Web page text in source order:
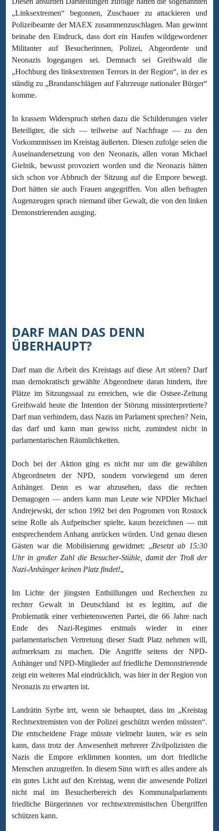
„Linksextremen“ begonnen, Zuschauer zu attackieren und
Polizeibeamte der MAEX zusammenzuschlagen. Man gewinnt
beinahe den Eindruck, dass dort ein Haufen wildgewordener
Militanter auf Besucherinnen, Polizei, Abgeordente und
Neonazis logegangen sei. Demnach sei Greifswald die
„Hochburg des linksextremen Terrors in der Region“, in der es
ständig zu „Brandanschlägen auf Fahrzeuge nationaler Bürger“
komme.
In krassem Widerspruch stehen dazu die Schilderungen vieler
Beteiligter, die sich — teilweise auf Nachfrage — zu den
Vorkommnissen im Kreistag äußerten. Diesen zufolge seien die
Auseinandersetzung von den Neonazis, allen voran Michael
Gielnik, bewusst provoziert worden und die Neonazis hätten
sich schon vor Abbruch der Sitzung auf die Empore bewegt.
Dort hätten sie auch Frauen angegriffen. Von allen befragten
Augenzeugen sprach niemand über Gewalt, die von den linken
Demonstrierenden ausging.
DARF MAN DAS DENN
ÜBERHAUPT?
Darf man die Arbeit des Kreistags auf diese Art stören? Darf
man demokratisch gewählte Abgeordnete daran hindern, ihre
Plätze im Sitzungssaal zu erreichen, wie die Ostsee-Zeitung
Greifswald heute die Intention der Störung missinterpretierte?
Darf man verhindern, dass Nazis im Parlament sprechen? Nein,
das darf und kann man gewiss nicht, zumindest nicht in
parlamentarischen Räumlichkeiten.
Doch bei der Aktion ging es nicht nur um die gewählten
Abgeordneten der NPD, sondern vorwiegend um deren
Anhänger. Denn es war abzusehen, dass die rechten
Demagogen — anders kann man Leute wie NPDler Michael
Andrejewski, der schon 1992 bei den Pogromen von Rostock
seine Rolle als Aufpeitscher spielte, kaum bezeichnen — mit
entsprechendem Anhang anrücken würden. Und genau diesen
Gästen war die Mobilisierung gewidmet: „Besetzt ab 15:30
Uhr in großer Zahl die Besucher-Stühle, damit der Troß der
Nazi-Anhänger keinen Platz findet!„
Im Lichte der jüngsten Enthüllungen und Recherchen zu
rechter Gewalt in Deutschland ist es legitim, auf die
Problematik einer verbietenswerten Partei, die 66 Jahre nach
Ende des Nazi-Regimes erstmals wieder in einer
parlamentarischen Vertretung dieser Stadt Platz nehmen will,
aufmerksam zu machen. Die Angriffe seitens der NPD-
Anhänger und NPD-Mitglieder auf friedliche Demonstrierende
zeigt ein weiteres Mal eindrücklich, was hier in der Region von
Neonazis zu erwarten ist.
Landrätin Syrbe irrt, wenn sie behauptet, dass im „Kreistag
Rechtsextremisten von der Polizei geschützt werden müssten“.
Die entscheidene Frage müsste vielmehr lauten, wie es sein
kann, dass trotz der Anwesenheit mehrerer Zivilpolizisten die
Nazis die Empore erklimmen konnten, um dort friedliche
Menschen anzugreifen. In diesem Sinn wirft es alles andere als
ein gutes Licht auf den Kreistag, wenn die anwesende Polizei
nicht mal im Besucherbereich des Kommunalparlaments
friedliche Bürgerinnen vor rechtsextremistischen Übergriffen
schützen kann.